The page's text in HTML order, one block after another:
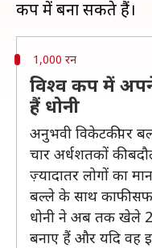
1,000 रन
विश्व कप में
हैं धोनी
अनुभवी विकेटकीपर
चार अर्धशतकों की
ज़्यादातर लोगों का
बल्ले के साथ काफी
धोनी ने अब तक खेले
बनाए हैं और यदि वह